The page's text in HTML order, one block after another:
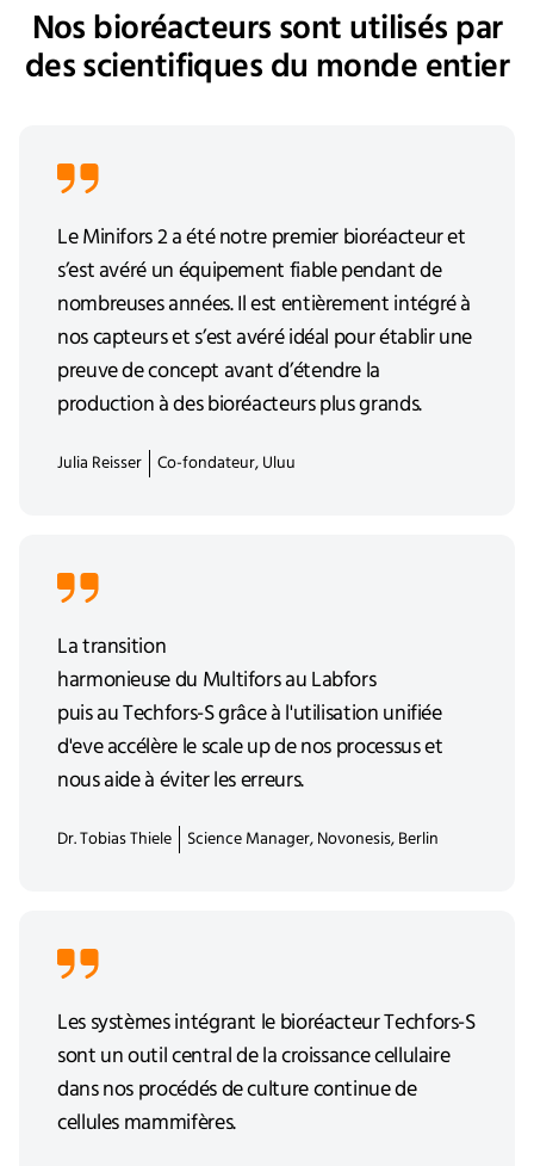
Nos bioréacteurs sont utilisés par
des scientifiques du monde entier
Le Minifors 2 a été notre premier bioréacteur et
s’est avéré un équipement fiable pendant de
nombreuses années. Il est entièrement intégré à
nos capteurs et s’est avéré idéal pour établir une
preuve de concept avant d’étendre la
production à des bioréacteurs plus grands.
Julia Reisser Co-fondateur, Uluu
La transition
harmonieuse du Multifors au Labfors
puis au Techfors-S grâce à l'utilisation unifiée
d'eve accélère le scale up de nos processus et
nous aide à éviter les erreurs.
Dr. Tobias Thiele Science Manager, Novonesis, Berlin
Les systèmes intégrant le bioréacteur Techfors-S
sont un outil central de la croissance cellulaire
dans nos procédés de culture continue de
cellules mammifères.